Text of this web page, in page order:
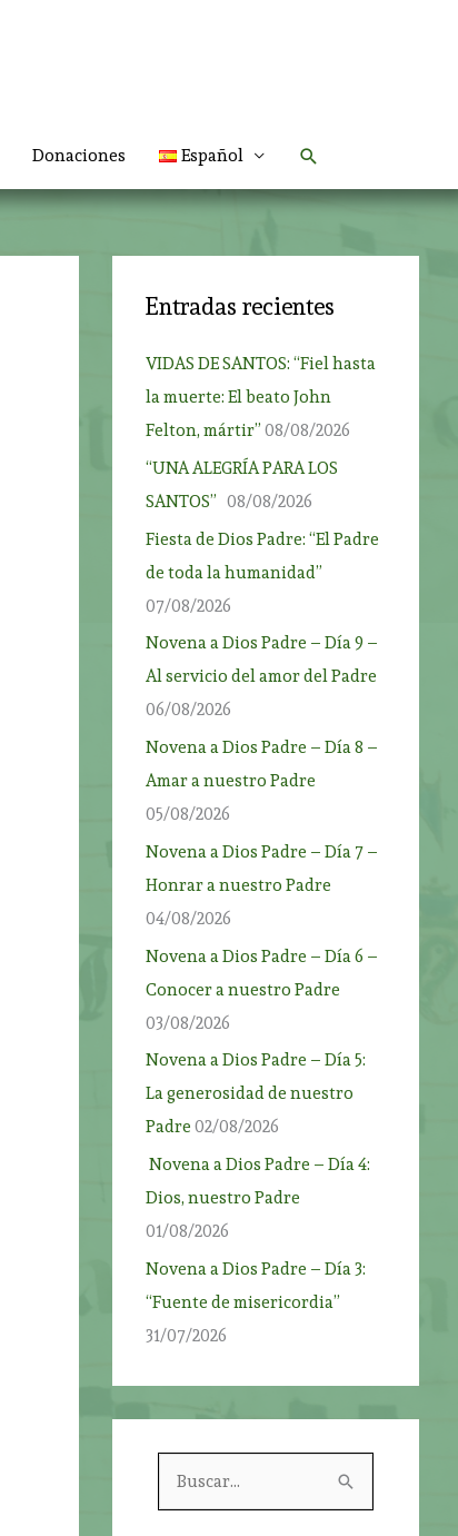
Donaciones Español Buscar
Entradas recientes
VIDAS DE SANTOS: “Fiel hasta
la muerte: El beato John
Felton, mártir” 08/08/2026
“UNA ALEGRÍA PARA LOS
SANTOS” 08/08/2026
Fiesta de Dios Padre: “El Padre
de toda la humanidad”
07/08/2026
Novena a Dios Padre – Día 9 –
Al servicio del amor del Padre
06/08/2026
Novena a Dios Padre – Día 8 –
Amar a nuestro Padre
05/08/2026
Novena a Dios Padre – Día 7 –
Honrar a nuestro Padre
04/08/2026
Novena a Dios Padre – Día 6 –
Conocer a nuestro Padre
03/08/2026
Novena a Dios Padre – Día 5:
La generosidad de nuestro
Padre 02/08/2026
Novena a Dios Padre – Día 4:
Dios, nuestro Padre
01/08/2026
Novena a Dios Padre – Día 3:
“Fuente de misericordia”
31/07/2026